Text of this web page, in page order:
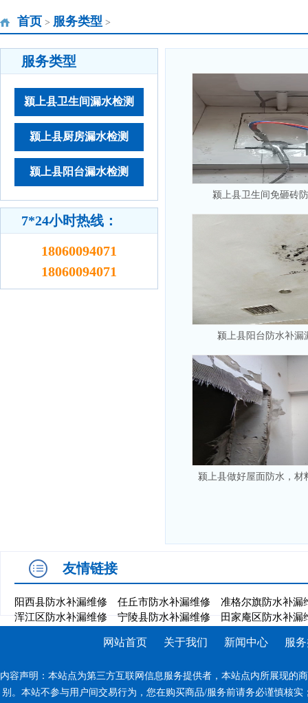
首页 > 服务类型 >
服务类型
颍上县卫生间漏水检测
颍上县厨房漏水检测
颍上县阳台漏水检测
7*24小时热线：
18060094071
18060094071
颍上县卫生间免砸砖
颍上县阳台防水补漏
颍上县做好屋面防水，材
友情链接
阳西县防水补漏维修 任丘市防水补漏维修
准格尔旗防水补漏
浑江区防水补漏维修
宁陵县防水补漏维修 田家庵区防水补漏
网站首页 关于我们 新闻中心 服
内容声明：本站点为第三方互联网信息服务提供者，本站点内所展现的
别。本站不参与用户间交易行为，您在购买商品/服务前请务必谨慎核